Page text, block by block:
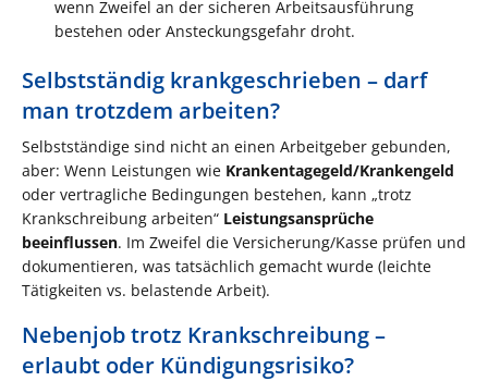
wenn Zweifel an der sicheren Arbeitsausführung
bestehen oder Ansteckungsgefahr droht.
Selbstständig krankgeschrieben – darf
man trotzdem arbeiten?
Selbstständige sind nicht an einen Arbeitgeber gebunden,
aber: Wenn Leistungen wie Krankentagegeld/Krankengeld
oder vertragliche Bedingungen bestehen, kann „trotz
Krankschreibung arbeiten“ Leistungsansprüche
beeinflussen. Im Zweifel die Versicherung/Kasse prüfen und
dokumentieren, was tatsächlich gemacht wurde (leichte
Tätigkeiten vs. belastende Arbeit).
Nebenjob trotz Krankschreibung –
erlaubt oder Kündigungsrisiko?